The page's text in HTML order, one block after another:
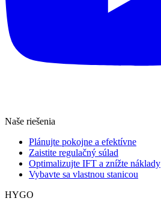
Naše riešenia
Plánujte pokojne a efektívne
Zaistite regulačný súlad
Optimalizujte IFT a znížte náklady
Vybavte sa vlastnou stanicou
HYGO